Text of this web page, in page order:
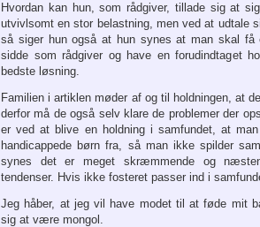
Hvordan kan hun, som rådgiver, tillade sig at
utvivlsomt en stor belastning, men ved at udtale
så siger hun også at hun synes at man skal få
sidde som rådgiver og have en forudindtaget
bedste løsning.
Familien i artiklen møder af og til holdningen, at
derfor må de også selv klare de problemer der
er ved at blive en holdning i samfundet, at
handicappede børn fra, så man ikke spilder
synes det er meget skræmmende og
tendenser. Hvis ikke fosteret passer ind i
Jeg håber, at jeg vil have modet til at føde mit
sig at være mongol.